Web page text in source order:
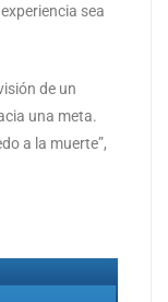
sea
de un
una meta.
a la muerte”,